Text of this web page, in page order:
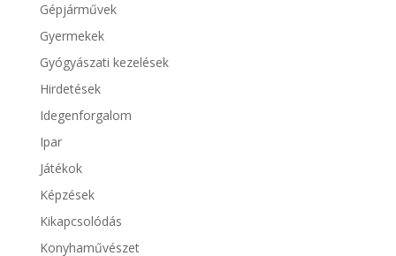
Gépjárművek
Gyermekek
Gyógyászati kezelések
Hirdetések
Idegenforgalom
Ipar
Játékok
Képzések
Kikapcsolódás
Konyhaművészet